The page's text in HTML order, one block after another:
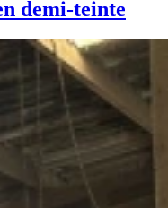
demi-teinte